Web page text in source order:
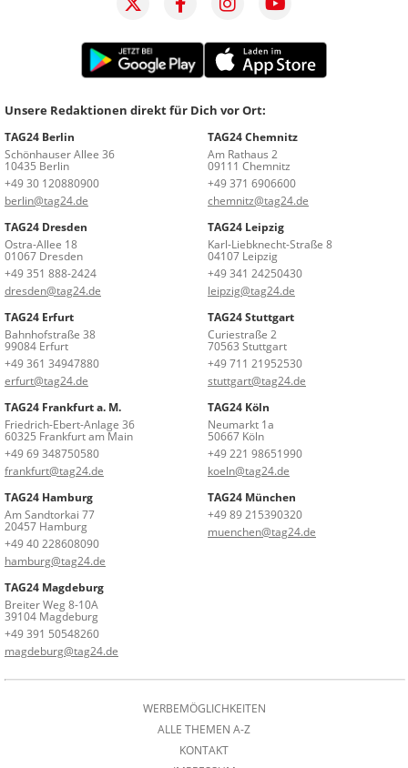
Unsere Redaktionen direkt für Dich vor Ort:
TAG24 Berlin
Schönhauser Allee 36
10435 Berlin
+49 30 120880900
berlin@tag24.de
TAG24 Chemnitz
Am Rathaus 2
09111 Chemnitz
+49 371 6906600
chemnitz@tag24.de
TAG24 Dresden
Ostra-Allee 18
01067 Dresden
+49 351 888-2424
dresden@tag24.de
TAG24 Leipzig
Karl-Liebknecht-Straße 8
04107 Leipzig
+49 341 24250430
leipzig@tag24.de
TAG24 Erfurt
Bahnhofstraße 38
99084 Erfurt
+49 361 34947880
erfurt@tag24.de
TAG24 Stuttgart
Curiestraße 2
70563 Stuttgart
+49 711 21952530
stuttgart@tag24.de
TAG24 Frankfurt a. M.
Friedrich-Ebert-Anlage 36
60325 Frankfurt am Main
+49 69 348750580
frankfurt@tag24.de
TAG24 Köln
Neumarkt 1a
50667 Köln
+49 221 98651990
koeln@tag24.de
TAG24 Hamburg
Am Sandtorkai 77
20457 Hamburg
+49 40 228608090
hamburg@tag24.de
TAG24 München
+49 89 215390320
muenchen@tag24.de
TAG24 Magdeburg
Breiter Weg 8-10A
39104 Magdeburg
+49 391 50548260
magdeburg@tag24.de
WERBEMÖGLICHKEITEN
ALLE THEMEN A-Z
KONTAKT